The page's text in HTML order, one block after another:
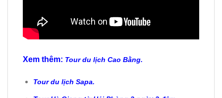
Xem thêm: Tour du lịch Cao Bằng.
Tour du lịch Sapa.